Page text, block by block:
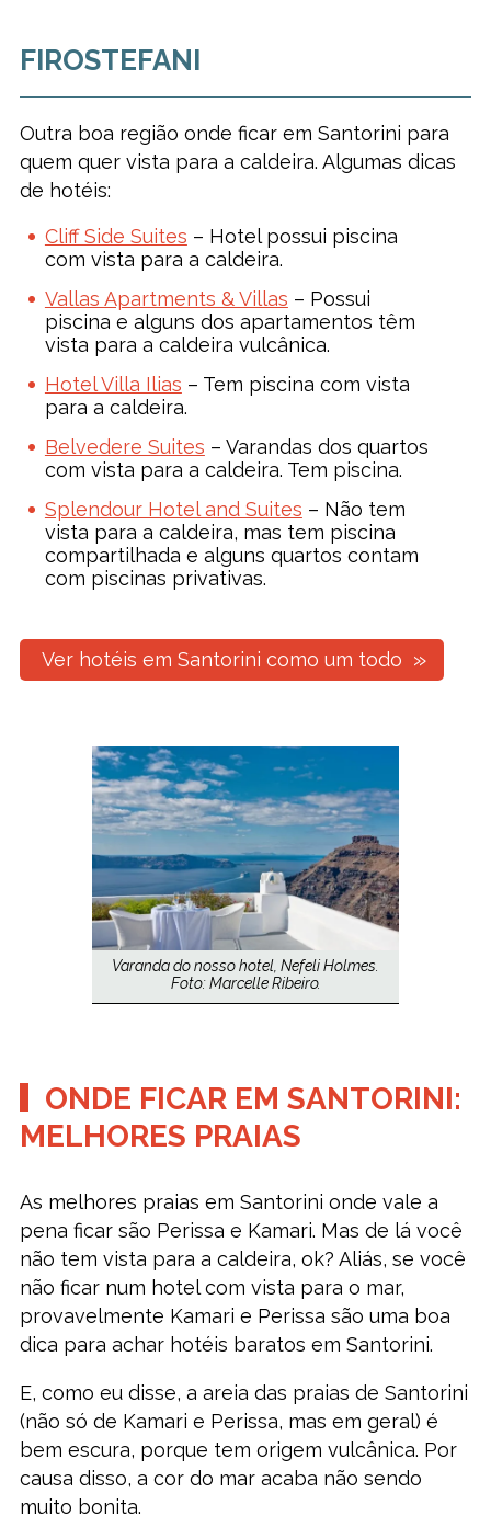
FIROSTEFANI
Outra boa região onde ficar em Santorini para
quem quer vista para a caldeira. Algumas dicas
de hotéis:
Cliff Side Suites – Hotel possui piscina
com vista para a caldeira.
Vallas Apartments & Villas – Possui
piscina e alguns dos apartamentos têm
vista para a caldeira vulcânica.
Hotel Villa Ilias – Tem piscina com vista
para a caldeira.
Belvedere Suites – Varandas dos quartos
com vista para a caldeira. Tem piscina.
Splendour Hotel and Suites – Não tem
vista para a caldeira, mas tem piscina
compartilhada e alguns quartos contam
com piscinas privativas.
Ver hotéis em Santorini como um todo
Varanda do nosso hotel, Nefeli Holmes.
Foto: Marcelle Ribeiro.
ONDE FICAR EM SANTORINI:
MELHORES PRAIAS
As melhores praias em Santorini onde vale a
pena ficar são Perissa e Kamari. Mas de lá você
não tem vista para a caldeira, ok? Aliás, se você
não ficar num hotel com vista para o mar,
provavelmente Kamari e Perissa são uma boa
dica para achar hotéis baratos em Santorini.
E, como eu disse, a areia das praias de Santorini
(não só de Kamari e Perissa, mas em geral) é
bem escura, porque tem origem vulcânica. Por
causa disso, a cor do mar acaba não sendo
muito bonita.